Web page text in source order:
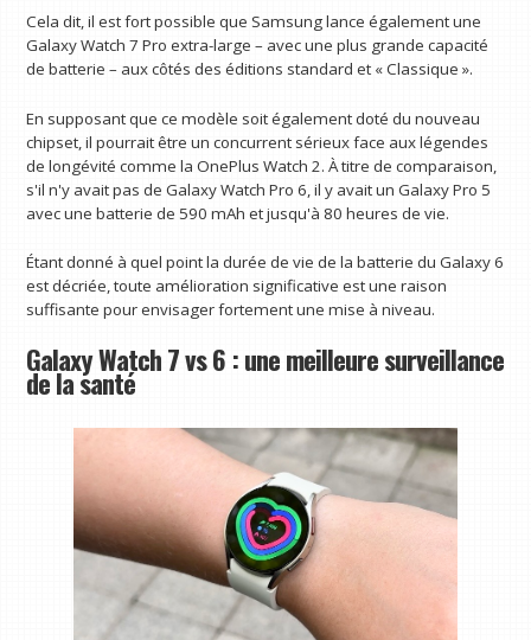
Cela dit, il est fort possible que Samsung lance également une
Galaxy Watch 7 Pro extra-large – avec une plus grande capacité
de batterie – aux côtés des éditions standard et « Classique ».
En supposant que ce modèle soit également doté du nouveau
chipset, il pourrait être un concurrent sérieux face aux légendes
de longévité comme la OnePlus Watch 2. À titre de comparaison,
s'il n'y avait pas de Galaxy Watch Pro 6, il y avait un Galaxy Pro 5
avec une batterie de 590 mAh et jusqu'à 80 heures de vie.
Étant donné à quel point la durée de vie de la batterie du Galaxy 6
est décriée, toute amélioration significative est une raison
suffisante pour envisager fortement une mise à niveau.
Galaxy Watch 7 vs 6 : une meilleure surveillance
de la santé